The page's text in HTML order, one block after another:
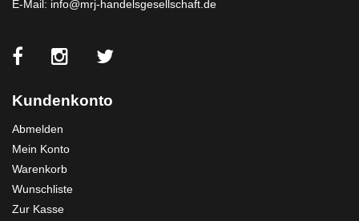
E-Mail: info@mrj-handelsgesellschaft.de
Kundenkonto
Abmelden
Mein Konto
Warenkorb
Wunschliste
Zur Kasse